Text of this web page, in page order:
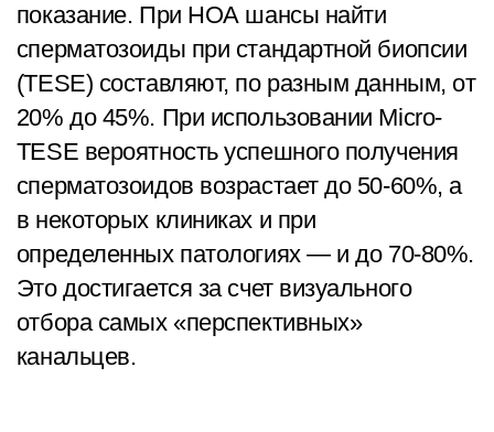
показание. При НОА шансы найти
сперматозоиды при стандартной биопсии
(TESE) составляют, по разным данным, от
20% до 45%. При использовании Micro-
TESE вероятность успешного получения
сперматозоидов возрастает до 50-60%, а
в некоторых клиниках и при
определенных патологиях — и до 70-80%.
Это достигается за счет визуального
отбора самых «перспективных»
канальцев.